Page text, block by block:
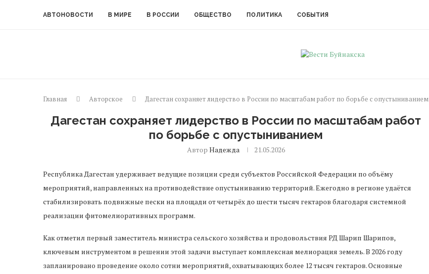
АВТОНОВОСТИ В МИРЕ В РОССИИ ОБЩЕСТВО ПОЛИТИКА СОБЫТИЯ
Главная Авторское Дагестан сохраняет лидерство в России по масштабам работ по борьбе с опустыниванием
Дагестан сохраняет лидерство в России по масштабам работ
по борьбе с опустыниванием
Автор Надежда 21.05.2026
Республика Дагестан удерживает ведущие позиции среди субъектов Российской Федерации по объёму
мероприятий, направленных на противодействие опустыниванию территорий. Ежегодно в регионе удаётся
стабилизировать подвижные пески на площади от четырёх до шести тысяч гектаров благодаря системной
реализации фитомелиоративных программ.
Как отметил первый заместитель министра сельского хозяйства и продовольствия РД Шарип Шарипов,
ключевым инструментом в решении этой задачи выступает комплексная мелиорация земель. В 2026 году
запланировано проведение около сотни мероприятий, охватывающих более 12 тысяч гектаров. Основные